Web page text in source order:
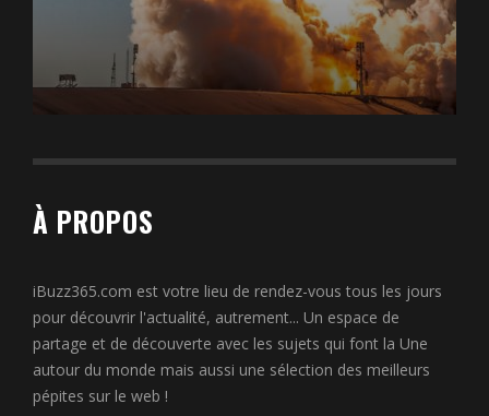
À PROPOS
iBuzz365.com est votre lieu de rendez-vous tous les jours
pour découvrir l'actualité, autrement... Un espace de
partage et de découverte avec les sujets qui font la Une
autour du monde mais aussi une sélection des meilleurs
pépites sur le web !